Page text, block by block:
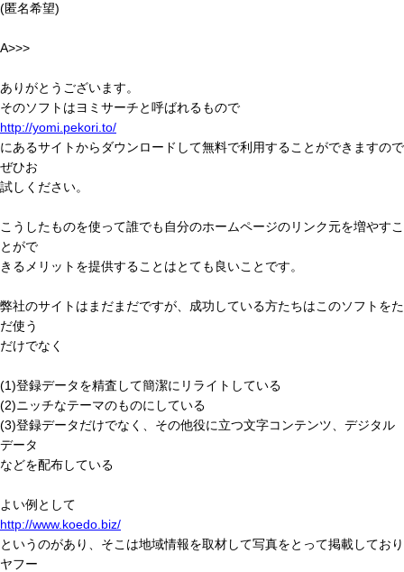
(匿名希望)
A>>>
ありがとうございます。
そのソフトはヨミサーチと呼ばれるもので
http://yomi.pekori.to/
にあるサイトからダウンロードして無料で利用することができますので
ぜひお
試しください。
こうしたものを使って誰でも自分のホームページのリンク元を増やすこ
とがで
きるメリットを提供することはとても良いことです。
弊社のサイトはまだまだですが、成功している方たちはこのソフトをた
だ使う
だけでなく
(1)登録データを精査して簡潔にリライトしている
(2)ニッチなテーマのものにしている
(3)登録データだけでなく、その他役に立つ文字コンテンツ、デジタル
データ
などを配布している
よい例として
http://www.koedo.biz/
というのがあり、そこは地域情報を取材して写真をとって掲載しており
ヤフー